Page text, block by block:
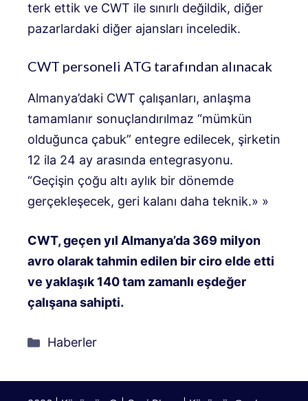
terk ettik ve CWT ile sınırlı değildik, diğer
pazarlardaki diğer ajansları inceledik.
CWT personeli ATG tarafından alınacak
Almanya’daki CWT çalışanları, anlaşma
tamamlanır sonuçlandırılmaz “mümkün
olduğunca çabuk” entegre edilecek, şirketin
12 ila 24 ay arasında entegrasyonu.
“Geçişin çoğu altı aylık bir dönemde
gerçekleşecek, geri kalanı daha teknik.» »
CWT, geçen yıl Almanya’da 369 milyon
avro olarak tahmin edilen bir ciro elde etti
ve yaklaşık 140 tam zamanlı eşdeğer
çalışana sahipti.
Kategoriler
Haberler